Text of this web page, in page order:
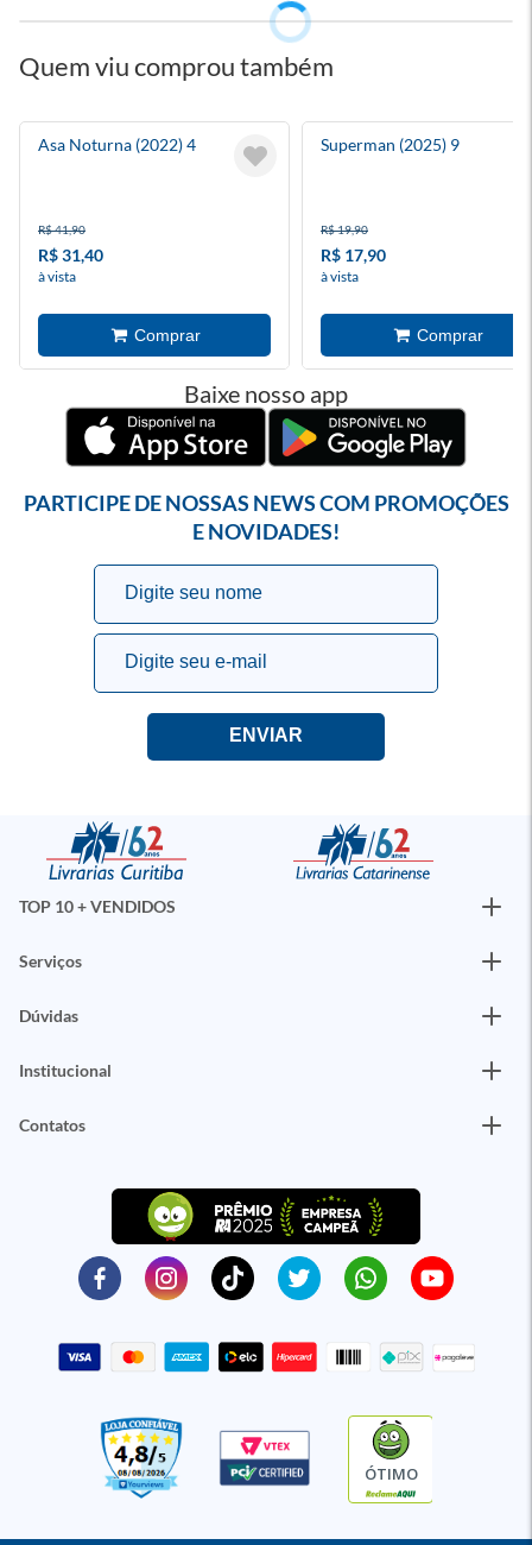
Quem viu comprou também
Asa Noturna (2022) 4
R$ 41,90
R$ 31,40
à vista
Superman (2025) 9
R$ 19,90
R$ 17,90
à vista
Baixe nosso app
PARTICIPE DE NOSSAS NEWS COM PROMOÇÕES
E NOVIDADES!
TOP 10 + VENDIDOS
Serviços
Dúvidas
Institucional
Contatos
ÓTIMO